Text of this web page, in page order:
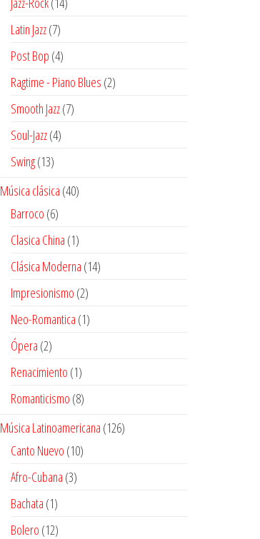
Latin Jazz 77
productos
Post Bop 44
productos
Ragtime - Piano Blues 22
Smooth Jazz 77
Soul-Jazz 44
Swing 1313
Música clásica 4040
Barroco 66
productos
Clasica China 11
producto
Clásica Moderna 1414
Impresionismo 22
productos
Neo-Romantica 11
Ópera 22
productos
Renacimiento 11
producto
Romanticismo 88
Música Latinoamericana 126126
Canto Nuevo 1010
Afro-Cubana 33
Bachata 11
producto
Bolero 1212